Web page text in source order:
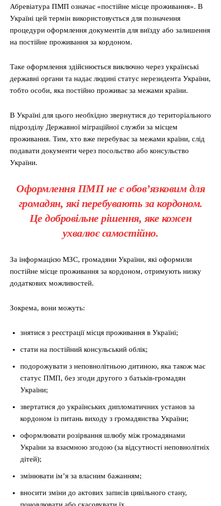
Абревіатура ПМП означає «постійне місце проживання». В
Україні цей термін використовується для позначення
процедури оформлення документів для виїзду або залишення
на постійне проживання за кордоном.
Таке оформлення здійснюється виключно через українські
державні органи та надає людині статус нерезидента України,
тобто особи, яка постійно проживає за межами країни.
В Україні для цього необхідно звернутися до територіального
підрозділу Державної міграційної служби за місцем
проживання. Тим, хто вже перебуває за межами країни, слід
подавати документи через посольство або консульство
України.
Оформлення ПМП не є обов’язковим для
громадян, які перебувають за кордоном.
Це добровільне рішення, яке кожен
ухвалює самостійно.
За інформацією МЗС, громадяни України, які оформили
постійне місце проживання за кордоном, отримують низку
додаткових можливостей.
Зокрема, вони можуть:
знятися з реєстрації місця проживання в Україні;
стати на постійний консульський облік;
подорожувати з неповнолітньою дитиною, яка також має
статус ПМП, без згоди другого з батьків-громадян
України;
звертатися до українських дипломатичних установ за
кордоном із питань виходу з громадянства України;
оформлювати розірвання шлюбу між громадянами
України за взаємною згодою (за відсутності неповнолітніх
дітей);
змінювати ім’я за власним бажанням;
вносити зміни до актових записів цивільного стану,